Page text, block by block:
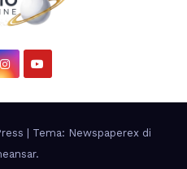
| Tema: Newspaperex di
.